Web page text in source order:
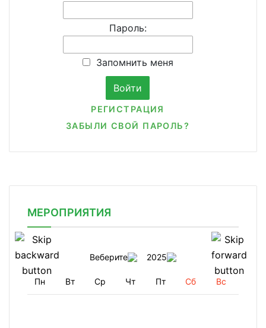
Пароль:
Запомнить меня
РЕГИСТРАЦИЯ
ЗАБЫЛИ СВОЙ ПАРОЛЬ?
МЕРОПРИЯТИЯ
Веберите 2025
Пн Вт Ср Чт Пт Сб Вс